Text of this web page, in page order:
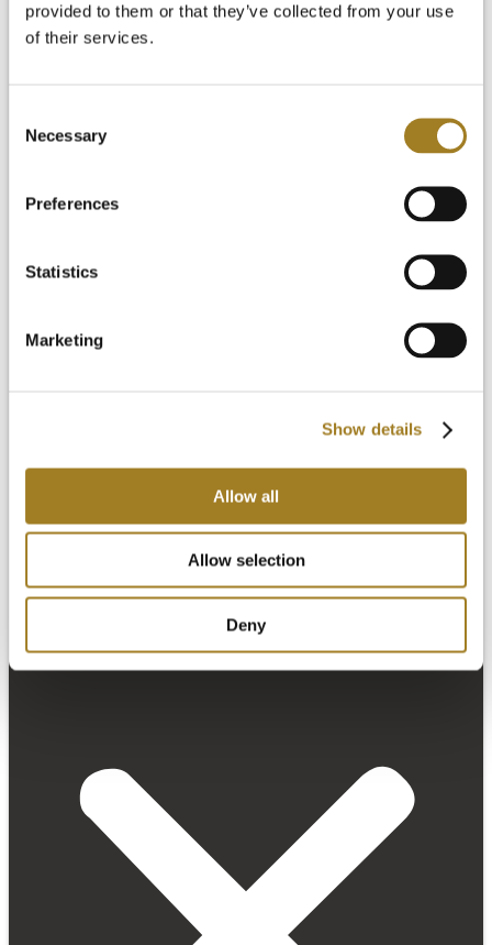
provided to them or that they’ve collected from your use
of their services.
Selection
Necessary
Preferences
Statistics
Marketing
Show details
Allow all
Allow selection
Deny
新闻与博客